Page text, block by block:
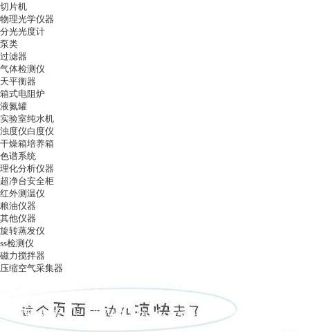
切片机
物理光学仪器
分光光度计
泵类
过滤器
气体检测仪
天平衡器
箱式电阻炉
液氮罐
实验室纯水机
浊度仪白度仪
干燥箱培养箱
色谱系统
理化分析仪器
超净台安全柜
红外测温仪
粮油仪器
其他仪器
旋转蒸发仪
ss检测仪
磁力搅拌器
压缩空气采集器
ag凯发k8国际 | 关于ag凯发k8国际 | ag凯发k8国际的产品展示